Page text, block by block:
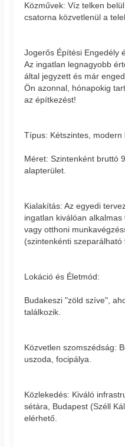
Közművek: Víz telken
csatorna közvetlenül a
Jogerős Építési Engedély
Az ingatlan legnagyobb
által jegyzett és már
Ön azonnal, hónapokig
az építkezést!
Típus: Kétszintes,
Méret: Szintenként bruttó
alapterület.
Kialakítás: Az egyedi
ingatlan kiválóan
vagy otthoni
(szintenkénti szeparálható
Lokáció és Életmód:
Budakeszi "zöld szíve",
találkozik.
Közvetlen szomszédság:
uszoda, focipálya.
Közlekedés: Kiváló
sétára, Budapest (Széll
elérhető.